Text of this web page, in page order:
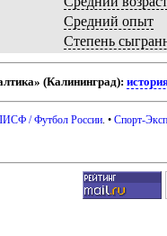
Средний опыт
Степень
(Калининград):
/ Футбол России . •Спорт-